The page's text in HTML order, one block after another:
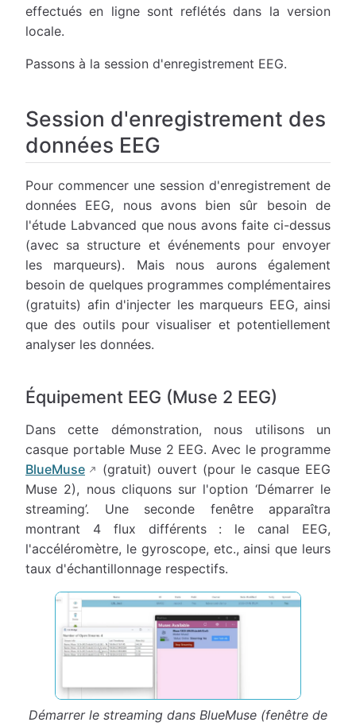
effectués en ligne sont reflétés dans la version
locale.
Passons à la session d'enregistrement EEG.
Session d'enregistrement des
données EEG
Pour commencer une session d'enregistrement de
données EEG, nous avons bien sûr besoin de
l'étude Labvanced que nous avons faite ci-dessus
(avec sa structure et événements pour envoyer
les marqueurs). Mais nous aurons également
besoin de quelques programmes complémentaires
(gratuits) afin d'injecter les marqueurs EEG, ainsi
que des outils pour visualiser et potentiellement
analyser les données.
Équipement EEG (Muse 2 EEG)
Dans cette démonstration, nous utilisons un
casque portable Muse 2 EEG. Avec le programme
BlueMuse
(gratuit) ouvert (pour le casque EEG
Muse 2), nous cliquons sur l'option ‘Démarrer le
streaming’. Une seconde fenêtre apparaîtra
montrant 4 flux différents : le canal EEG,
l'accéléromètre, le gyroscope, etc., ainsi que leurs
taux d'échantillonnage respectifs.
Démarrer le streaming dans BlueMuse (fenêtre de